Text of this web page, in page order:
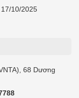
10/2025
68 Dương